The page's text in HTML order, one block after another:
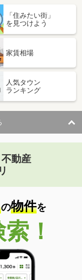
「住みたい街」
を見つけよう
家賃相場
人気タウン
ランキング
動産
の物件を
！